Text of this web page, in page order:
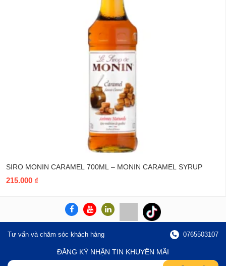
SIRO MONIN CARAMEL 700ML – MONIN CARAMEL SYRUP
215.000 ₫
Tư vấn và chăm sóc khách hàng 0765503107
ĐĂNG KÝ NHẬN TIN KHUYẾN MÃI